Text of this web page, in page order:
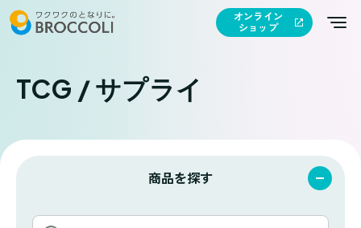
オンライン
ショップ
TCG / サプライ
商品を探す
キ